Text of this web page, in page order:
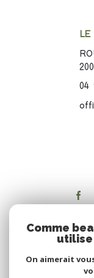
04
Comme
utilise
On aimerait